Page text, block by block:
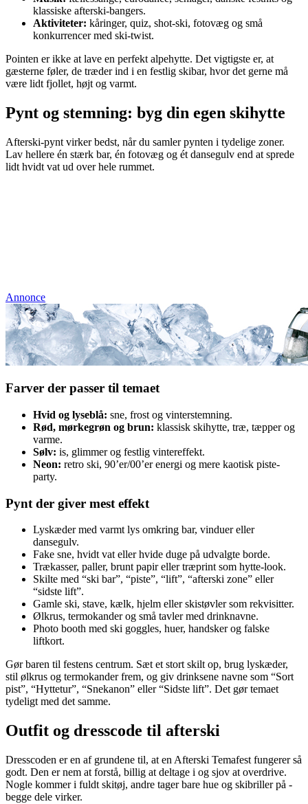
klassiske afterski-bangers.
Aktiviteter: kåringer, quiz, shot-ski, fotovæg og små
konkurrencer med ski-twist.
Pointen er ikke at lave en perfekt alpehytte. Det vigtigste er, at
gæsterne føler, de træder ind i en festlig skibar, hvor det gerne må
være lidt fjollet, højt og varmt.
Pynt og stemning: byg din egen skihytte
Afterski-pynt virker bedst, når du samler pynten i tydelige zoner.
Lav hellere én stærk bar, én fotovæg og ét dansegulv end at sprede
lidt hvidt vat ud over hele rummet.
Annonce
Farver der passer til temaet
Hvid og lyseblå: sne, frost og vinterstemning.
Rød, mørkegrøn og brun: klassisk skihytte, træ, tæpper og
varme.
Sølv: is, glimmer og festlig vintereffekt.
Neon: retro ski, 90’er/00’er energi og mere kaotisk piste-
party.
Pynt der giver mest effekt
Lyskæder med varmt lys omkring bar, vinduer eller
dansegulv.
Fake sne, hvidt vat eller hvide duge på udvalgte borde.
Trækasser, paller, brunt papir eller træprint som hytte-look.
Skilte med “ski bar”, “piste”, “lift”, “afterski zone” eller
“sidste lift”.
Gamle ski, stave, kælk, hjelm eller skistøvler som rekvisitter.
Ølkrus, termokander og små tavler med drinknavne.
Photo booth med ski goggles, huer, handsker og falske
liftkort.
Gør baren til festens centrum. Sæt et stort skilt op, brug lyskæder,
stil ølkrus og termokander frem, og giv drinksene navne som “Sort
pist”, “Hyttetur”, “Snekanon” eller “Sidste lift”. Det gør temaet
tydeligt med det samme.
Outfit og dresscode til afterski
Dresscoden er en af grundene til, at en Afterski Temafest fungerer så
godt. Den er nem at forstå, billig at deltage i og sjov at overdrive.
Nogle kommer i fuldt skitøj, andre tager bare hue og skibriller på -
begge dele virker.